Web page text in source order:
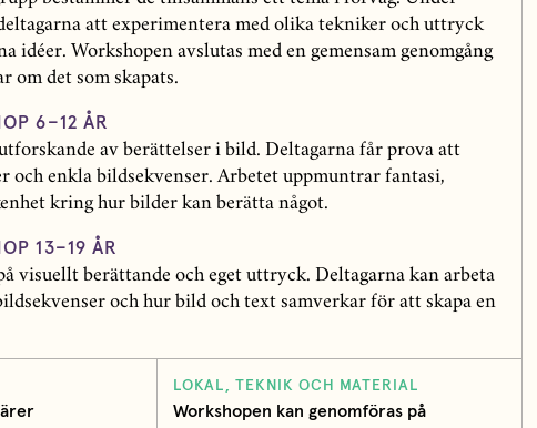
att experimentera med olika tekniker och uttryck
idéer. Workshopen avslutas med en gemensam genomgång
om det som skapats.
6–12 ÅR
av berättelser i bild. Deltagarna får prova att
och enkla bildsekvenser. Arbetet uppmuntrar fantasi,
kring hur bilder kan berätta något.
13–19 ÅR
visuellt berättande och eget uttryck. Deltagarna kan arbeta
och hur bild och text samverkar för att skapa en
LOKAL, TEKNIK OCH MATERIAL
Workshopen kan genomföras på